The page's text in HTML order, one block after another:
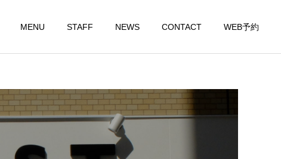
MENU STAFF NEWS CONTACT WEB予約